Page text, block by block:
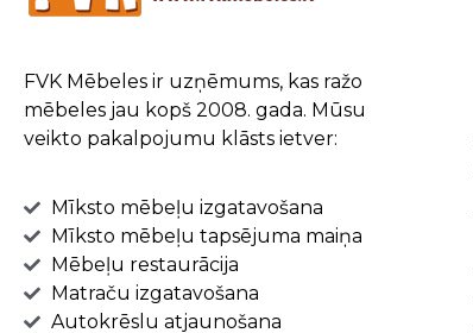
FVK Mēbeles ir uzņēmums, kas ražo
mēbeles jau kopš 2008. gada. Mūsu
veikto pakalpojumu klāsts ietver:
Mīksto mēbeļu izgatavošana
Mīksto mēbeļu tapsējuma maiņa
Mēbeļu restaurācija
Matraču izgatavošana
Autokrēslu atjaunošana